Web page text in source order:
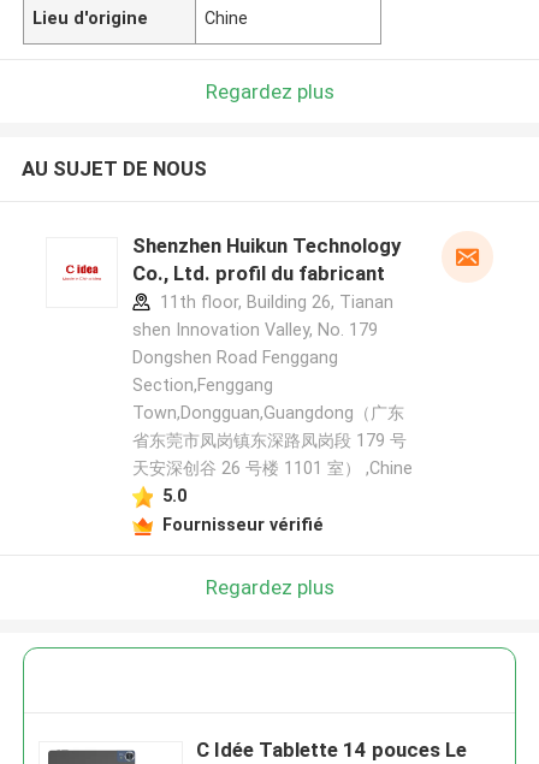
Lieu d'origine Chine
Regardez plus
AU SUJET DE NOUS
Shenzhen Huikun Technology
Co., Ltd. profil du fabricant
11th floor, Building 26, Tianan
shen Innovation Valley, No. 179
Dongshen Road Fenggang
Section,Fenggang
Town,Dongguan,Guangdong（广东
省东莞市凤岗镇东深路凤岗段 179 号
天安深创谷 26 号楼 1101 室） ,Chine
5.0
Fournisseur vérifié
Regardez plus
C Idée Tablette 14 pouces Le